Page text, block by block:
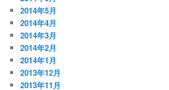
2014年5月
2014年4月
2014年3月
2014年2月
2014年1月
2013年12月
2013年11月